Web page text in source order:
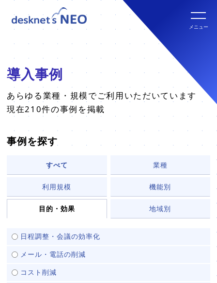
メニュー
クラウド版の特長
クラウド版・パッケージ版比較
他社グループウェアからの乗換 hot!
ご利用環境について
クラウド版の動作環境
パッケージ版の動作環境
全文検索システム Neuron ES new
連携ツール
パッケージ版連携ツール
パッケージ版ライセンス価格
パッケージ版年間サポート
パッケージ版ご購入の流れ
販売パートナー
導入事例
あらゆる業種・規模でご利用いただいています
現在210件の事例を掲載
事例を探す
すべて 業種
利用規模 機能別
目的・効果 地域別
日程調整・会議の効率化
メール・電話の削減
コスト削減